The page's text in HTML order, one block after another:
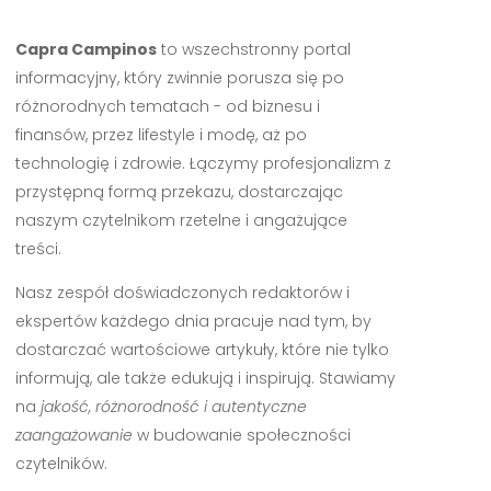
Capra Campinosto wszechstronny portal
informacyjny, który zwinnie porusza się po
różnorodnych tematach - od biznesu i
finansów, przez lifestyle i modę, aż po
technologię i zdrowie. Łączymy profesjonalizm z
przystępną formą przekazu, dostarczając
naszym czytelnikom rzetelne i angażujące
treści.
Nasz zespół doświadczonych redaktorów i
ekspertów każdego dnia pracuje nad tym, by
dostarczać wartościowe artykuły, które nie tylko
informują, ale także edukują i inspirują. Stawiamy
na jakość, różnorodność i autentyczne
zaangażowanie w budowanie społeczności
czytelników.